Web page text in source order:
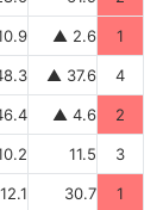
▲ 2.6 1
▲ 37.6 4
▲ 4.6 2
11.5 3
12.1 30.7 1